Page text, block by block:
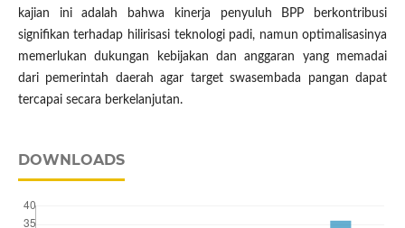
kajian ini adalah bahwa kinerja penyuluh BPP berkontribusi
signifikan terhadap hilirisasi teknologi padi, namun optimalisasinya
memerlukan dukungan kebijakan dan anggaran yang memadai
dari pemerintah daerah agar target swasembada pangan dapat
tercapai secara berkelanjutan.
DOWNLOADS